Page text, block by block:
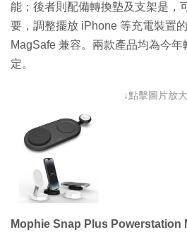
能；後者則配備轉換墊及支架是，
要，調整擺放 iPhone 等充電裝置
MagSafe 兼容。兩款產品均為今
定。
↓點擊圖片放
Mophie Snap Plus Powerstation